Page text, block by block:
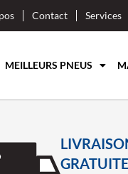
Contact Services
MEILLEURS PNEUS
GRATUITE